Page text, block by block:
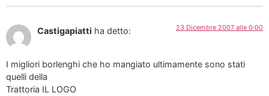
Castigapiatti ha detto: 23 Dicembre 2007 alle 0:00
I migliori borlenghi che ho mangiato ultimamente sono stati
quelli della
Trattoria IL LOGO